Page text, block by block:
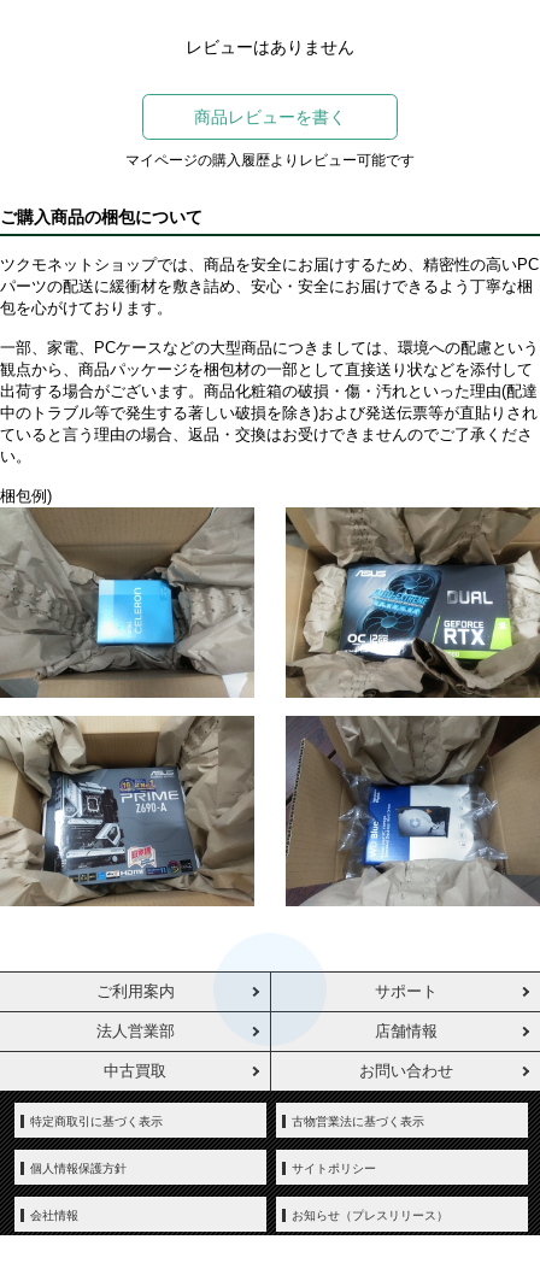
レビューはありません
商品レビューを書く
マイページの購入履歴よりレビュー可能です
ご購入商品の梱包について
ツクモネットショップでは、商品を安全にお届けするため、精密性の高いPC
パーツの配送に緩衝材を敷き詰め、安心・安全にお届けできるよう丁寧な梱
包を心がけております。
一部、家電、PCケースなどの大型商品につきましては、環境への配慮という
観点から、商品パッケージを梱包材の一部として直接送り状などを添付して
出荷する場合がございます。商品化粧箱の破損・傷・汚れといった理由(配達
中のトラブル等で発生する著しい破損を除き)および発送伝票等が直貼りされ
ていると言う理由の場合、返品・交換はお受けできませんのでご了承くださ
い。
梱包例)
ご利用案内 サポート
法人営業部 店舗情報
中古買取 お問い合わせ
特定商取引に基づく表示 古物営業法に基づく表示
個人情報保護方針 サイトポリシー
会社情報 お知らせ（プレスリリース）